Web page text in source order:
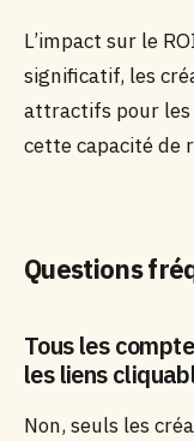
L’impact sur le
significatif, les
attractifs pour les
cette capacité de
Questions
Tous les
les liens
Non, seuls les